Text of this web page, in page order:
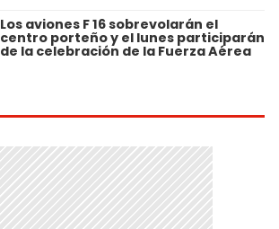
Los aviones F 16 sobrevolarán el
centro porteño y el lunes participarán
de la celebración de la Fuerza Aérea